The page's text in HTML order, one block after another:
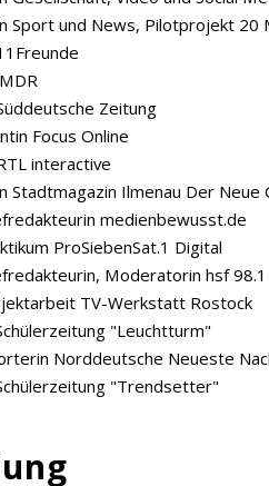
Sport und News, Pilotprojekt 20
Zeitung
Focus Online
interactive
Stadtmagazin Ilmenau Der Neue
medienbewusst.de
ProSiebenSat.1 Digital
Moderatorin hsf
TV-Werkstatt Rostock
"Leuchtturm"
Norddeutsche Neueste
"Trendsetter"